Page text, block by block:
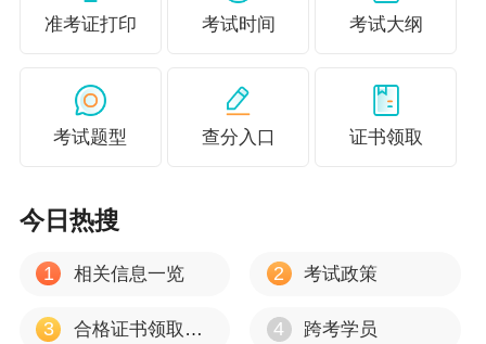
考证显示信息为准。
有违法违规行为，将按《中华人民共和国刑法修
正案（九）》、《专业技术人员资格考试违纪违
理。
（四）考生可在工作日向相关市（州）财政局、
会计专业技术资格考试管理机构咨询考试事宜，
联系电话详见四川会计服务网首页“咨询电话”。
准考证打印 考试时间 考试大纲
考试题型 查分入口 证书领取
今日热搜
1 相关信息一览 2 考试政策
3 合格证书领取时间 4 跨考学员